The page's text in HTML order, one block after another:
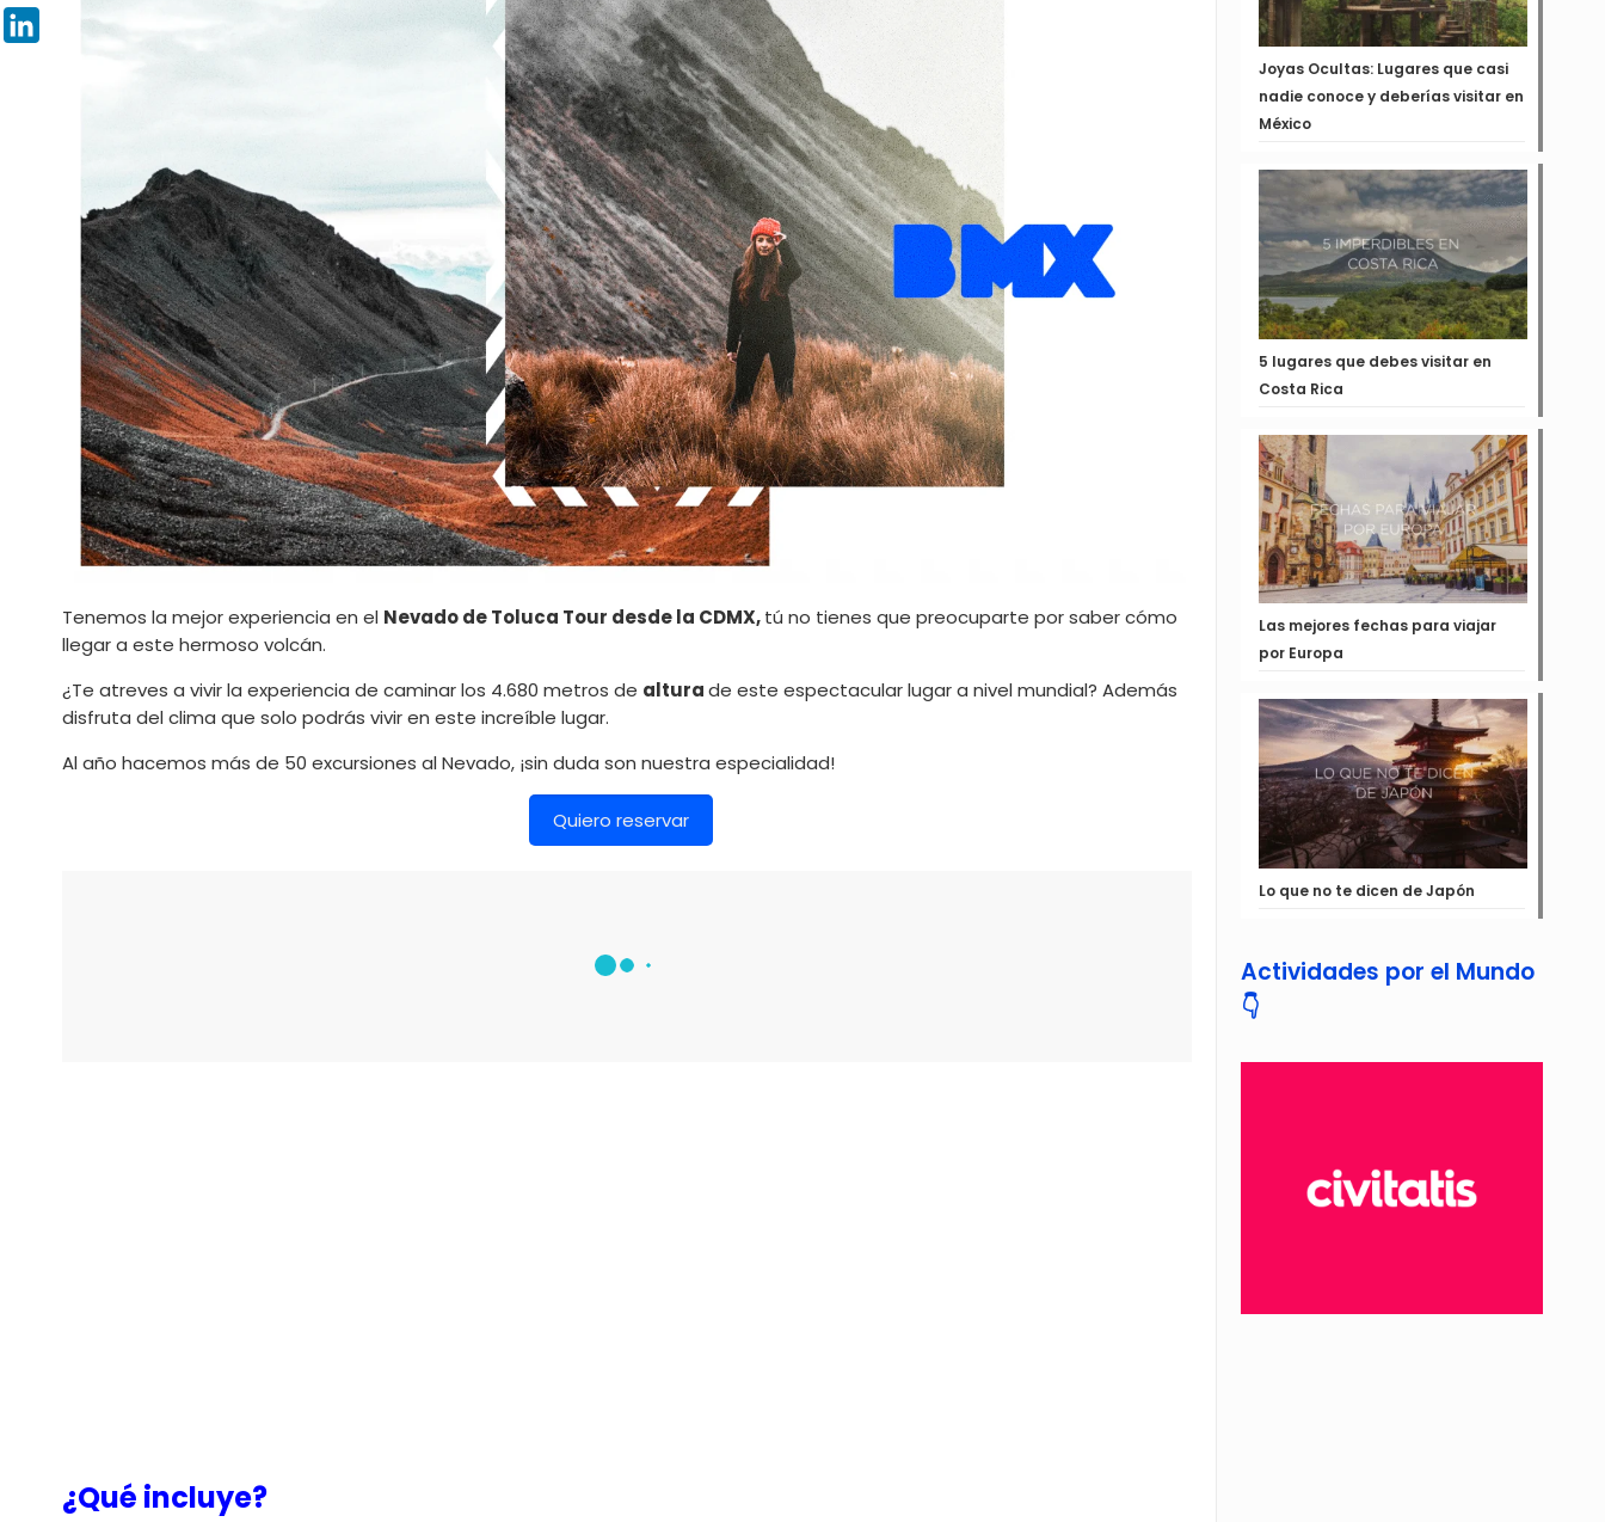
Tenemos la mejor experiencia en el Nevadode Toluca Tour desde la CDMX,tú no tienes que preocuparte por saber cómo
llegar a este hermoso volcán.
¿Te atreves a vivir la experiencia de caminar los 4.680 metros de alturade este espectacular lugar a nivel mundial? Además
disfruta del clima que solo podrás vivir en este increíble lugar.
Al año hacemos más de 50 excursiones al Nevado, ¡sin duda son nuestra especialidad!
Quiero reservar
¿Qué incluye?
Joyas Ocultas: Lugares que casi
nadie conoce y deberías visitar en
México
5 lugares que debes visitar en
Costa Rica
Las mejores fechas para viajar
por Europa
Lo que no te dicen de Japón
Actividades por el Mundo
👇
Pinterest